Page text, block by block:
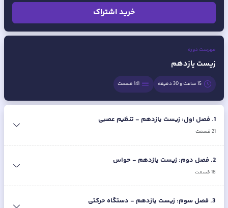
خرید اشتراک
فهرست دوره
زیست یازدهم
15 ساعت و 30 دقیقه 141قسمت
1
. فصل اول: زیست یازدهم - تنظیم عصبی
21قسمت
2
. فصل دوم: زیست یازدهم - حواس
18قسمت
3
. فصل سوم: زیست یازدهم - دستگاه حرکتی